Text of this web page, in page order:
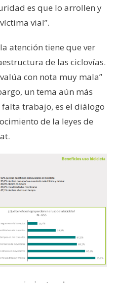
es que lo arrollen y
vial”.
atención tiene que ver
de las ciclovías.
con nota muy mala”
un tema aún más
trabajo, es el diálogo
de la leyes de